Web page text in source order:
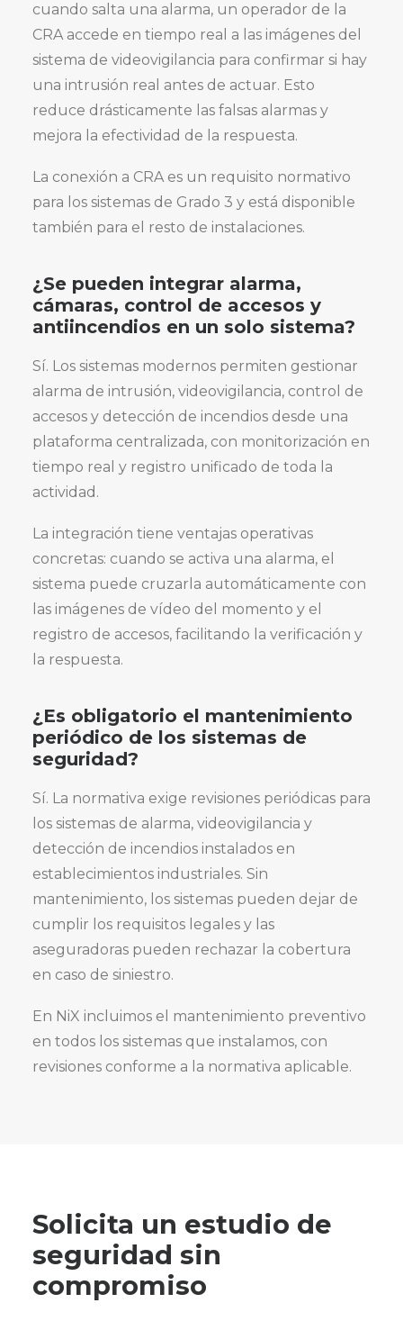
cuando salta una alarma, un operador de la
CRA accede en tiempo real a las imágenes del
sistema de videovigilancia para confirmar si hay
una intrusión real antes de actuar. Esto
reduce drásticamente las falsas alarmas y
mejora la efectividad de la respuesta.
La conexión a CRA es un requisito normativo
para los sistemas de Grado 3 y está disponible
también para el resto de instalaciones.
¿Se pueden integrar alarma,
cámaras, control de accesos y
antiincendios en un solo sistema?
Sí. Los sistemas modernos permiten gestionar
alarma de intrusión, videovigilancia, control de
accesos y detección de incendios desde una
plataforma centralizada, con monitorización en
tiempo real y registro unificado de toda la
actividad.
La integración tiene ventajas operativas
concretas: cuando se activa una alarma, el
sistema puede cruzarla automáticamente con
las imágenes de vídeo del momento y el
registro de accesos, facilitando la verificación y
la respuesta.
¿Es obligatorio el mantenimiento
periódico de los sistemas de
seguridad?
Sí. La normativa exige revisiones periódicas para
los sistemas de alarma, videovigilancia y
detección de incendios instalados en
establecimientos industriales. Sin
mantenimiento, los sistemas pueden dejar de
cumplir los requisitos legales y las
aseguradoras pueden rechazar la cobertura
en caso de siniestro.
En NiX incluimos el mantenimiento preventivo
en todos los sistemas que instalamos, con
revisiones conforme a la normativa aplicable.
Solicita un estudio de
seguridad sin
compromiso